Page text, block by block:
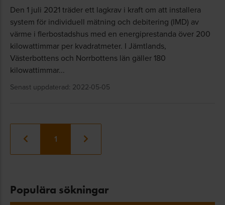
Den 1 juli 2021 träder ett lagkrav i kraft om att installera
system för individuell mätning och debitering (IMD) av
värme i flerbostadshus med en energiprestanda över 200
kilowattimmar per kvadratmeter. I Jämtlands,
Västerbottens och Norrbottens län gäller 180
kilowattimmar...
Senast uppdaterad: 2022-05-05
1
Populära sökningar